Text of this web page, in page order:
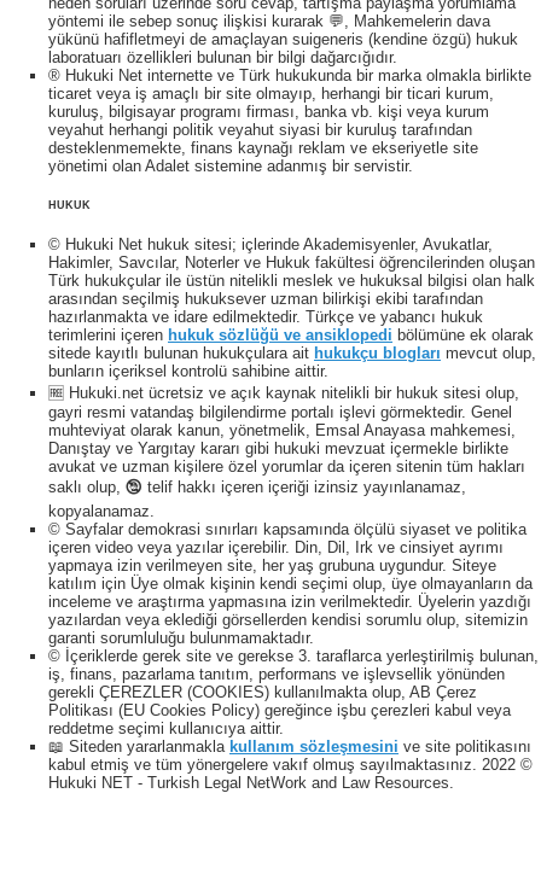
yöntemi ile sebep sonuç ilişkisi kurarak 💬, Mahkemelerin dava
yükünü hafifletmeyi de amaçlayan suigeneris (kendine özgü) hukuk
laboratuarı özellikleri bulunan bir bilgi dağarcığıdır.
® Hukuki Net internette ve Türk hukukunda bir marka olmakla birlikte
ticaret veya iş amaçlı bir site olmayıp, herhangi bir ticari kurum,
kuruluş, bilgisayar programı firması, banka vb. kişi veya kurum
veyahut herhangi politik veyahut siyasi bir kuruluş tarafından
desteklenmemekte, finans kaynağı reklam ve ekseriyetle site
yönetimi olan Adalet sistemine adanmış bir servistir.
HUKUK
© Hukuki Net hukuk sitesi; içlerinde Akademisyenler, Avukatlar,
Hakimler, Savcılar, Noterler ve Hukuk fakültesi öğrencilerinden oluşan
Türk hukukçular ile üstün nitelikli meslek ve hukuksal bilgisi olan halk
arasından seçilmiş hukuksever uzman bilirkişi ekibi tarafından
hazırlanmakta ve idare edilmektedir. Türkçe ve yabancı hukuk
terimlerini içeren hukuk sözlüğü ve ansiklopedi bölümüne ek olarak
sitede kayıtlı bulunan hukukçulara ait hukukçu blogları mevcut olup,
bunların içeriksel kontrolü sahibine aittir.
🆓 Hukuki.net ücretsiz ve açık kaynak nitelikli bir hukuk sitesi olup,
gayri resmi vatandaş bilgilendirme portalı işlevi görmektedir. Genel
muhteviyat olarak kanun, yönetmelik, Emsal Anayasa mahkemesi,
Danıştay ve Yargıtay kararı gibi hukuki mevzuat içermekle birlikte
avukat ve uzman kişilere özel yorumlar da içeren sitenin tüm hakları
saklı olup, 🕲 telif hakkı içeren içeriği izinsiz yayınlanamaz,
kopyalanamaz.
© Sayfalar demokrasi sınırları kapsamında ölçülü siyaset ve politika
içeren video veya yazılar içerebilir. Din, Dil, Irk ve cinsiyet ayrımı
yapmaya izin verilmeyen site, her yaş grubuna uygundur. Siteye
katılım için Üye olmak kişinin kendi seçimi olup, üye olmayanların da
inceleme ve araştırma yapmasına izin verilmektedir. Üyelerin yazdığı
yazılardan veya eklediği görsellerden kendisi sorumlu olup, sitemizin
garanti sorumluluğu bulunmamaktadır.
© İçeriklerde gerek site ve gerekse 3. taraflarca yerleştirilmiş bulunan,
iş, finans, pazarlama tanıtım, performans ve işlevsellik yönünden
gerekli ÇEREZLER (COOKIES) kullanılmakta olup, AB Çerez
Politikası (EU Cookies Policy) gereğince işbu çerezleri kabul veya
reddetme seçimi kullanıcıya aittir.
📖 Siteden yararlanmakla kullanım sözleşmesini ve site politikasını
kabul etmiş ve tüm yönergelere vakıf olmuş sayılmaktasınız. 2022 ©
Hukuki NET - Turkish Legal NetWork and Law Resources.